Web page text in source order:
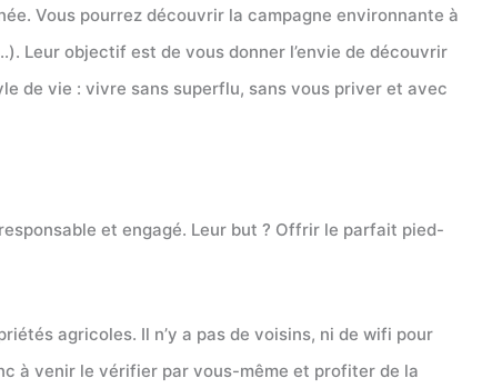
Vous pourrez découvrir la campagne environnante à
Leur objectif est de vous donner l’envie de découvrir
de vie : vivre sans superflu, sans vous priver et avec
et engagé. Leur but ? Offrir le parfait pied-
agricoles. Il n’y a pas de voisins, ni de wifi pour
à venir le vérifier par vous-même et profiter de la